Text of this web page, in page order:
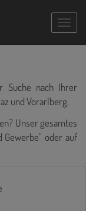
Suche nach Ihrer
und Vorarlberg.
Unser gesamtes
Gewerbe" oder auf